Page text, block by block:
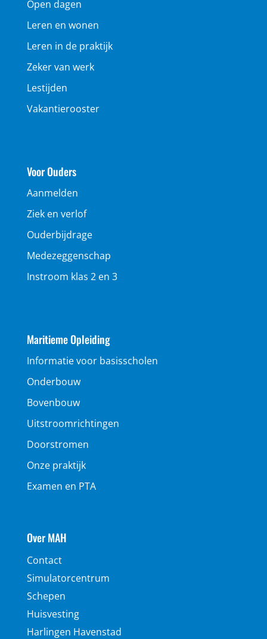
Open dagen
Leren en wonen
Leren in de praktijk
Zeker van werk
Lestijden
Vakantierooster
Voor Ouders
Aanmelden
Ziek en verlof
Ouderbijdrage
Medezeggenschap
Instroom klas 2 en 3
Maritieme Opleiding
Informatie voor basisscholen
Onderbouw
Bovenbouw
Uitstroomrichtingen
Doorstromen
Onze praktijk
Examen en PTA
Over MAH
Contact
Simulatorcentrum
Schepen
Huisvesting
Harlingen Havenstad